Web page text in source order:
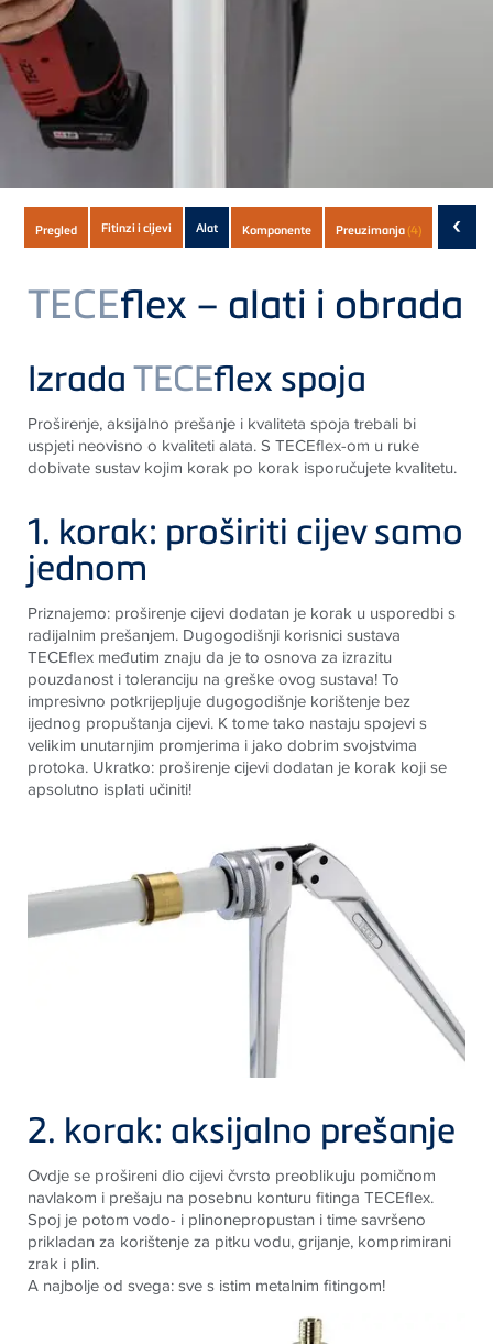
Subnavigation
of
current
Product
Pregled Fitinzi i cijevi Alat Komponente Preuzimanja(4) ‹
TECEflex – alati i obrada
IzradaTECEflex spoja
Proširenje, aksijalno prešanje i kvaliteta spoja trebali bi
uspjeti neovisno o kvaliteti alata. S TECEflex-om u ruke
dobivate sustav kojim korak po korak isporučujete kvalitetu.
1. korak: proširiti cijev samo
jednom
Priznajemo: proširenje cijevi dodatan je korak u usporedbi s
radijalnim prešanjem. Dugogodišnji korisnici sustava
TECEflex međutim znaju da je to osnova za izrazitu
pouzdanost i toleranciju na greške ovog sustava! To
impresivno potkrijepljuje dugogodišnje korištenje bez
ijednog propuštanja cijevi. K tome tako nastaju spojevi s
velikim unutarnjim promjerima i jako dobrim svojstvima
protoka. Ukratko: proširenje cijevi dodatan je korak koji se
apsolutno isplati učiniti!
2. korak: aksijalno prešanje
Ovdje se prošireni dio cijevi čvrsto preoblikuju pomičnom
navlakom i prešaju na posebnu konturu fitinga TECEflex.
Spoj je potom vodo- i plinonepropustan i time savršeno
prikladan za korištenje za pitku vodu, grijanje, komprimirani
zrak i plin.
A najbolje od svega: sve s istim metalnim fitingom!